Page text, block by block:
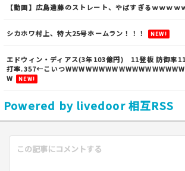
【動画】広島遠藤のストレート、やばすぎるｗｗｗｗ
シカホワ村上、特大25号ホームラン！！！ NEW!
エドウィン・ディアス(3年103億円) 11登板 防御率
打率.357←こいつ
W
NEW!
Powered by livedoor 相互RSS